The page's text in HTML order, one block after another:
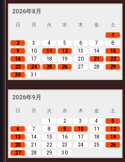
2026年8月
日 月 火 水 木 金
土
1
2
3 4 5 6 7
8
9
10 11 12 13 14
15
16
17 18 19 20 21
22
23
24 25 26 27 28
29
30
31
2026年9月
日 月 火 水 木 金
土
1
2 3 4
5
6
7 8 9 10 11
12
13
14 15 16 17 18
19
20
21 22 23 24 25
26
27
28 29 30